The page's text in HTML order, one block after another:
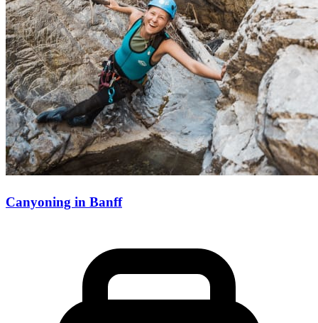
Canyoning in Banff